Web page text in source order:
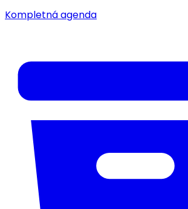
Kompletná agenda